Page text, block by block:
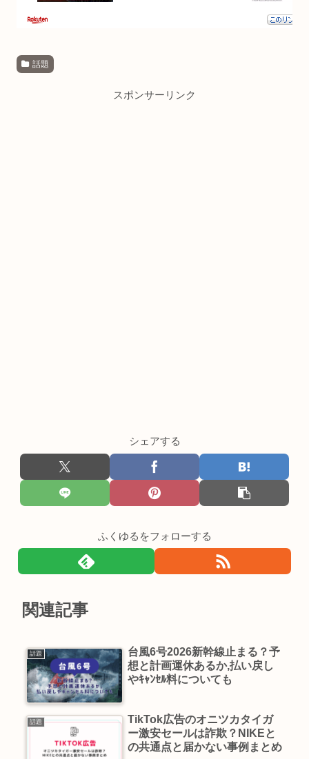
話題
スポンサーリンク
シェアする
ふくゆるをフォローする
関連記事
話題
台風6号2026新幹線止まる？予
想と計画運休あるか,払い戻し
やｷｬﾝｾﾙ料についても
話題
TikTok広告のオニツカタイガ
ー激安セールは詐欺？NIKEと
の共通点と届かない事例まとめ